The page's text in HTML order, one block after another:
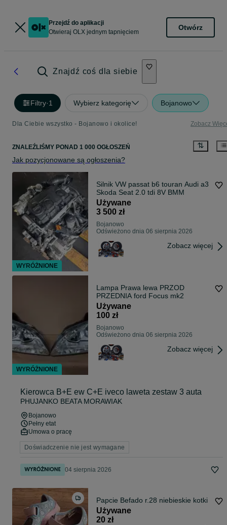
Przejdź do aplikacji
Otwieraj OLX jednym tapnięciem
Otwórz
Znajdź coś dla siebie
Filtry·1 Wybierz kategorię Bojanowo
Dla Ciebie wszystko - Bojanowo i okolice! Zobacz
ZNALEŹLIŚMY PONAD 1 000 OGŁOSZEŃ
Jak pozycjonowane są ogłoszenia?
Silnik VW passat b6 touran Audi a3
Skoda Seat 2.0 tdi 8V BMM
Używane
3 500 zł
Bojanowo
Odświeżono dnia 06 sierpnia 2026
Zobacz więcej
Lampa Prawa lewa PRZOD
PRZEDNIA ford Focus mk2
Używane
100 zł
Bojanowo
Odświeżono dnia 06 sierpnia 2026
Zobacz więcej
Kierowca B+E ew C+E iveco laweta zestaw 3 auta
PHUJANKO BEATA MORAWIAK
Bojanowo
Pełny etat
Umowa o pracę
Doświadczenie nie jest wymagane
04 sierpnia 2026
Papcie Befado r.28 niebieskie kotki
Używane
20 zł
WYRÓŻNIONE
WYRÓŻNIONE